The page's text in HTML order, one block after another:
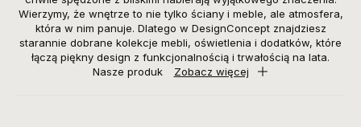
Wierzymy, że wnętrze to nie tylko ściany i meble, ale atmosfera,
która w nim panuje. Dlatego w DesignConcept znajdziesz
starannie dobrane kolekcje mebli, oświetlenia i dodatków, które
łączą piękny design z funkcjonalnością i trwałością na lata.
Nasze produk
Zobacz więcej